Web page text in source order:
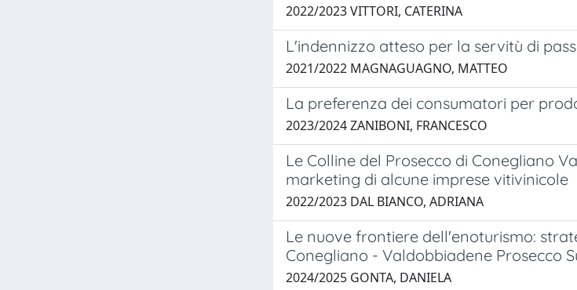
2022/2023 VITTORI, CATERINA
L'indennizzo atteso per la servitù di
2021/2022 MAGNAGUAGNO, MATTEO
La preferenza dei consumatori per
2023/2024 ZANIBONI, FRANCESCO
Le Colline del Prosecco di Conegliano
marketing di alcune imprese vitivinicole
2022/2023 DAL BIANCO, ADRIANA
Le nuove frontiere dell'enoturismo:
Conegliano - Valdobbiadene Prosecco
2024/2025 GONTA, DANIELA